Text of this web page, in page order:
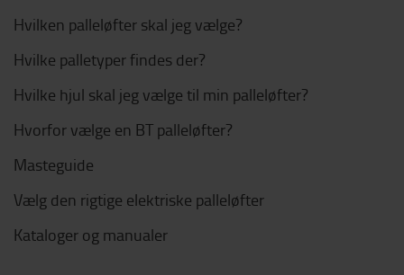
Hvilken palleløfter skal jeg vælge?
Hvilke palletyper findes der?
Hvilke hjul skal jeg vælge til min palleløfter?
Hvorfor vælge en BT palleløfter?
Masteguide
Vælg den rigtige elektriske palleløfter
Kataloger og manualer